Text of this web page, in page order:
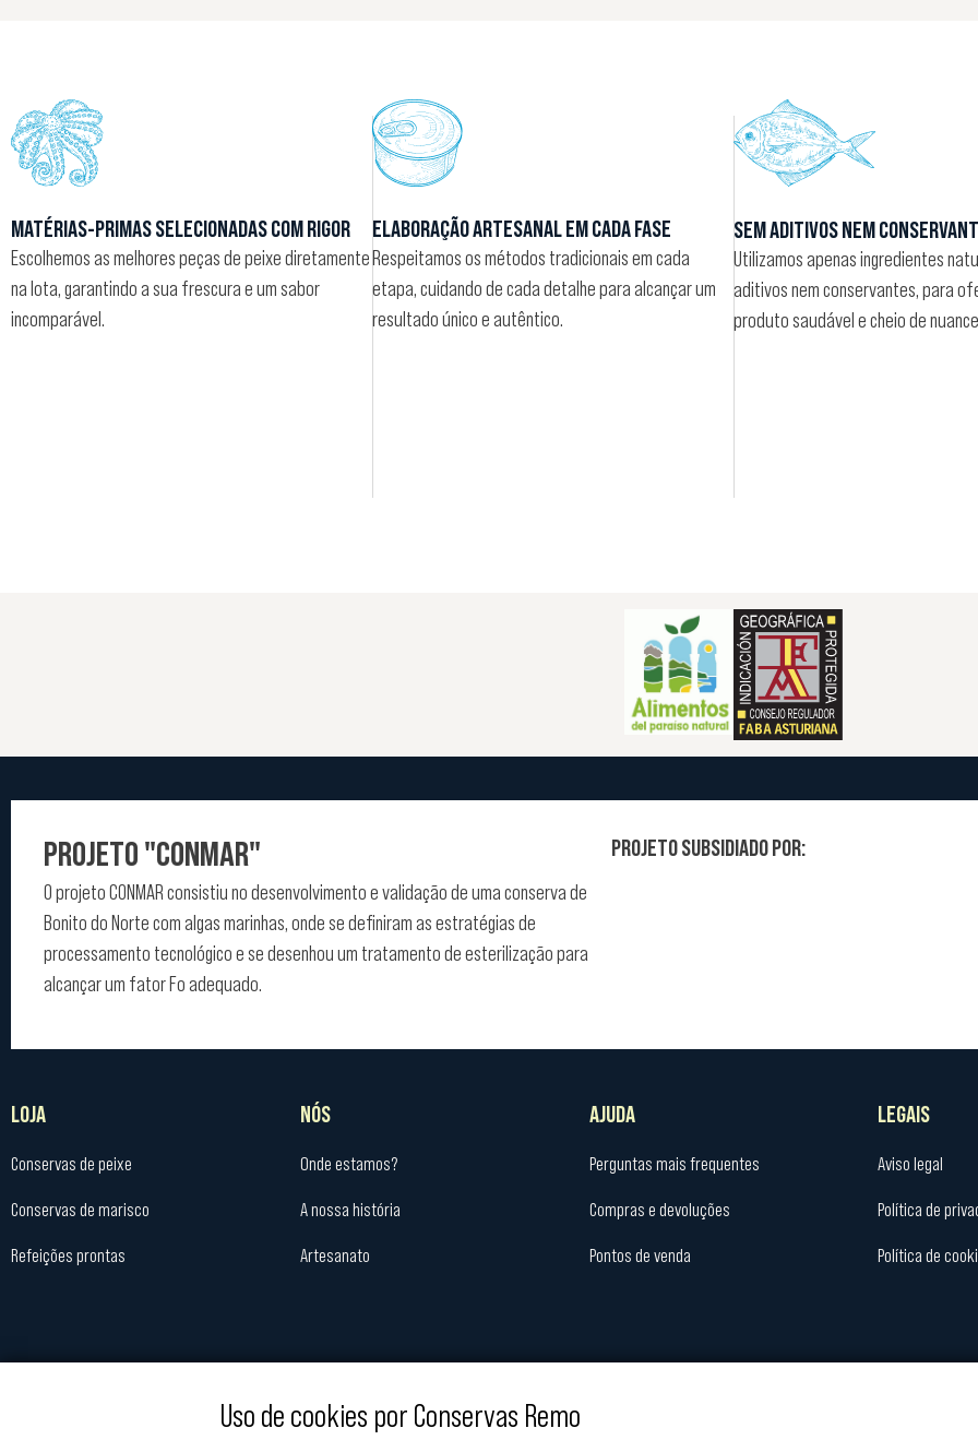
MATÉRIAS-PRIMAS SELECIONADAS COM RIGOR
Escolhemos as melhores peças de peixe diretamente
na lota, garantindo a sua frescura e um sabor
incomparável.
ELABORAÇÃO ARTESANAL EM CADA FASE
Respeitamos os métodos tradicionais em cada
etapa, cuidando de cada detalhe para alcançar um
resultado único e autêntico.
SEM ADITIVOS NEM
Utilizamos apenas ingredientes
aditivos nem conservantes, para
produto saudável e cheio de
PROJETO "CONMAR"
O projeto CONMAR consistiu no desenvolvimento e validação de uma conserva de
Bonito do Norte com algas marinhas, onde se definiram as estratégias de
processamento tecnológico e se desenhou um tratamento de esterilização para
alcançar um fator Fo adequado.
PROJETO SUBSIDIADO POR:
LOJA
Conservas de peixe
Conservas de marisco
Refeições prontas
NÓS
Onde estamos?
A nossa história
Artesanato
AJUDA
Perguntas mais frequentes
Compras e devoluções
Pontos de venda
LEGAIS
Aviso legal
Política de
Política de
Uso de cookies por Conservas Remo